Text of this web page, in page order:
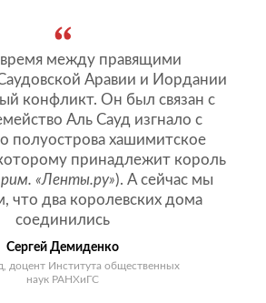
между правящими
Аравии и Иордании
конфликт. Он был связан с
Аль Сауд изгнало с
полуострова хашимитское
принадлежит король
«Ленты.ру»). А сейчас мы
что два королевских дома
соединились
Сергей Демиденко
доцент Института общественных
наук РАНХиГС